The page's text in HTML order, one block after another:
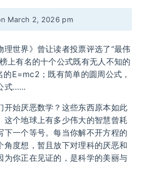
March 2, 2026 pm
理世界》曾让读者投票评选了“最伟
上有名的十个公式既有无人不知的
E=mc2；既有简单的圆周公式，
式……
开始厌恶数学？这些东西原本如此
这个地球上有多少伟大的智慧曾耗
下一个等号。每当你解不开方程的
角度想，暂且放下对理科的厌恶和
为你正在见证的，是科学的美丽与